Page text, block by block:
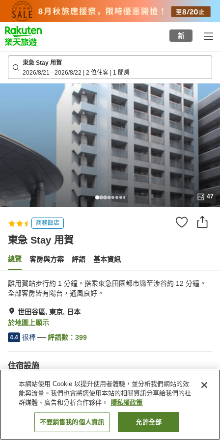
top
page
新
東急 Stay 用賀
2026/8/21 - 2026/8/22 | 2 位住客 | 1 間房
47
商務飯店
東急 Stay 用賀
總覽 客房與方案 評語 基本資訊
離用賀站步行約 1 分鐘。搭乘東急田園都市縣至涉谷約 12 分鐘。
全部客房皆有陽台，通風良好。
世田谷區, 東京, 日本
於地圖上顯示
4.4 很棒 評語數： 399
住宿設施
Spa／美容沙龍
自動販賣機
宅配服務
乾洗服務
找客房
本網站使用 Cookie 以提升使用者體驗，並分析我們網站的效
能與流量。我們也會將您使用本站的相關資訊分享給我們的社
群媒體、廣告和分析合作夥伴。
隱私權政策
不要銷售我的個人資訊 允許全部